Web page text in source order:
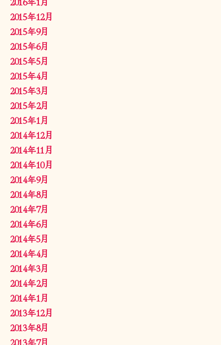
2015年12月
2015年9月
2015年6月
2015年5月
2015年4月
2015年3月
2015年2月
2015年1月
2014年12月
2014年11月
2014年10月
2014年9月
2014年8月
2014年7月
2014年6月
2014年5月
2014年4月
2014年3月
2014年2月
2014年1月
2013年12月
2013年8月
2013年7月